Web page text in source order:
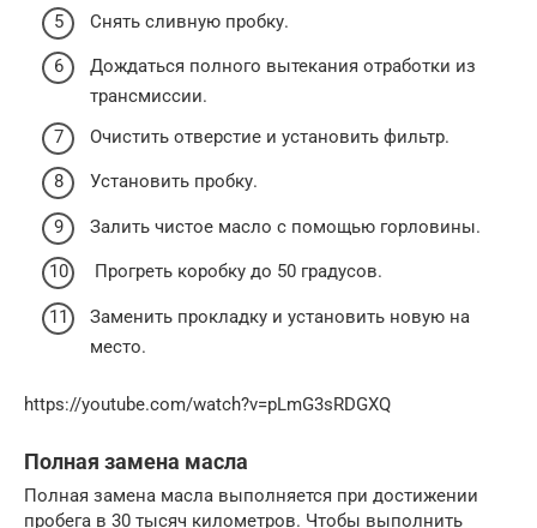
Снять сливную пробку.
Дождаться полного вытекания отработки из
трансмиссии.
Очистить отверстие и установить фильтр.
Установить пробку.
Залить чистое масло с помощью горловины.
Прогреть коробку до 50 градусов.
Заменить прокладку и установить новую на
место.
https://youtube.com/watch?v=pLmG3sRDGXQ
Полная замена масла
Полная замена масла выполняется при достижении
пробега в 30 тысяч километров. Чтобы выполнить